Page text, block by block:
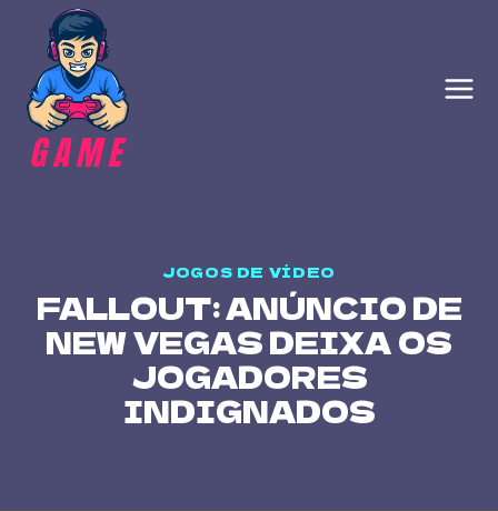
content
JOGOS DE VÍDEO
FALLOUT: ANÚNCIO DE
NEW VEGAS DEIXA OS
JOGADORES
INDIGNADOS